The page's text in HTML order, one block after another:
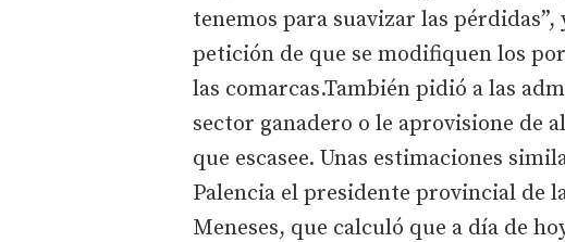
tenemos para suavizar las
petición de que se modifiquen los
las comarcas.También pidió a las
sector ganadero o le aprovisione de
que escasee. Unas estimaciones
Palencia el presidente provincial de
Meneses, que calculó que a día de